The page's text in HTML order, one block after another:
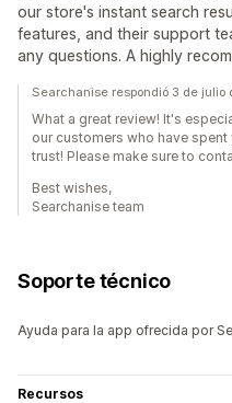
our store's instant search
features, and their support
any questions. A highly
Searchanise respondió 3 de julio
What a great review! It's
our customers who have
trust! Please make sure to
Best wishes,
Searchanise team
Soporte técnico
Ayuda para la app ofrecida por
Recursos